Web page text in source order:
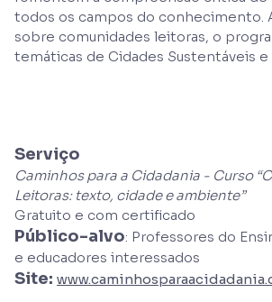
todos os campos do conhecimento.
sobre comunidades leitoras, o
temáticas de Cidades Sustentáveis e
Serviço
Caminhos para a Cidadania - Curso
Leitoras: texto, cidade e ambiente”
Gratuito e com certificado
Público-alvo: Professores do
e educadores interessados
Site: